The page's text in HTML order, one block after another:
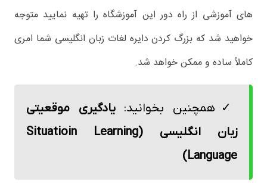
های آموزشی از راه دور این آموزشگاه را تهیه نمایید متوجه
خواهید شد که بزرگ کردن دایره لغات زبان انگلیسی شما امری
کاملاً ساده و ممکن خواهد شد.
همچنین بخوانید:یادگیری موقعیتی
زبان انگلیسی (Situatioin Learning
Language)